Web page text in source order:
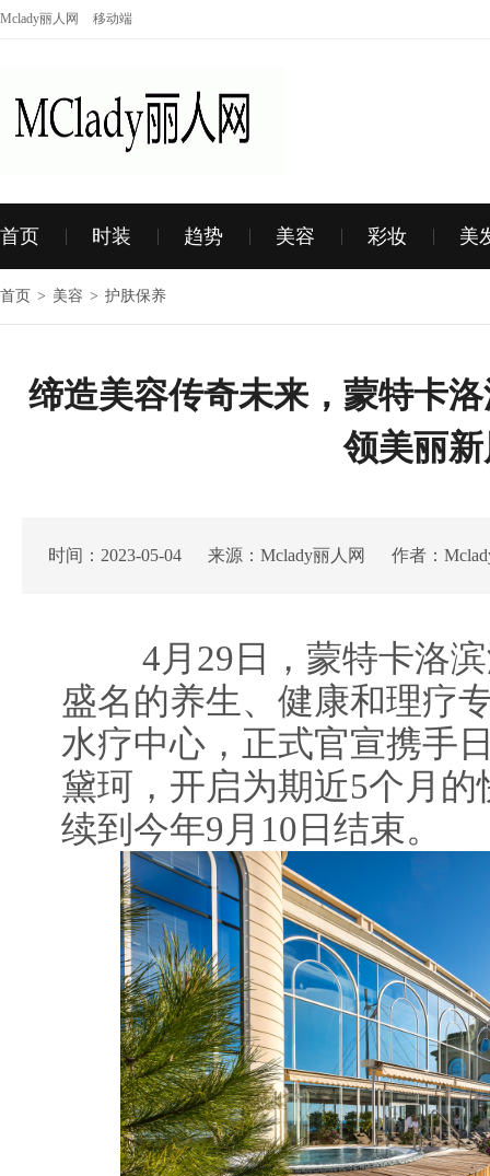
Mclady丽人网 移动端
首页 时装 趋势 美容 彩妆 美
首页 > 美容 > 护肤保养
缔造美容传奇未来，蒙特卡
领美丽
时间：2023-05-04 来源：Mclady丽人网 作者：
4月29日，蒙特卡洛滨
盛名的养生、健康和理疗
水疗中心，正式官宣携手
黛珂，开启为期近5个月
续到今年9月10日结束。